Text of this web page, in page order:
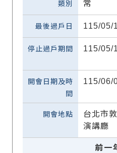
常
115/05/
115/05/
115/06/
台北市
演講廳
前一